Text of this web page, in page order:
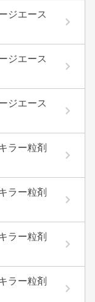
ジエース
ジエース
ジエース
ラー粒剤
ラー粒剤
ラー粒剤
ラー粒剤